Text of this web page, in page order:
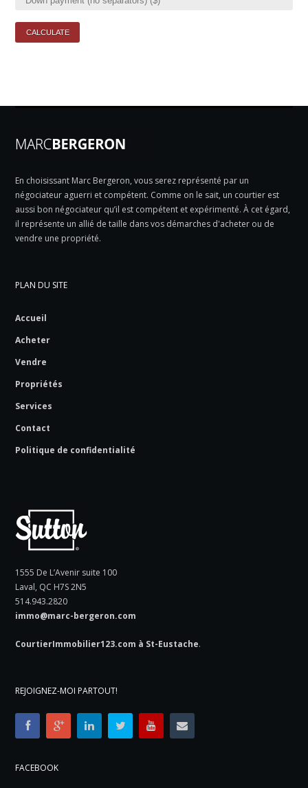
En choisissant Marc Bergeron, vous serez représenté par un
négociateur aguerri et compétent. Comme on le sait, un courtier est
aussi bon négociateur qu’il est compétent et expérimenté. À cet égard,
il représente un allié de taille dans vos démarches d'acheter ou de
vendre une propriété.
PLAN DU SITE
Accueil
Acheter
Vendre
Propriétés
Services
Contact
Politique de confidentialité
1555 De L’Avenir suite 100
Laval, QC H7S 2N5
514.943.2820
immo@marc-bergeron.com
CourtierImmobilier123.com à St-Eustache.
REJOIGNEZ-MOI PARTOUT!
FACEBOOK